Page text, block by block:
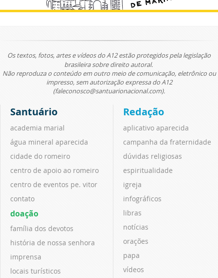
Os textos, fotos, artes e vídeos do A12 estão protegidos pela legislação
brasileira sobre direito autoral.
Não reproduza o conteúdo em outro meio de comunicação, eletrônico ou
impresso, sem autorização expressa do A12
(faleconosco@santuarionacional.com).
Santuário
academia marial
água mineral aparecida
cidade do romeiro
centro de apoio ao romeiro
centro de eventos pe. vitor
contato
doação
família dos devotos
história de nossa senhora
imprensa
locais turísticos
Redação
aplicativo aparecida
campanha da fraternidade
dúvidas religiosas
espiritualidade
igreja
infográficos
libras
notícias
orações
papa
vídeos